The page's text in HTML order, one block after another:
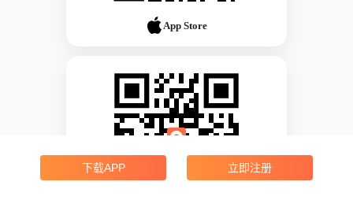
App Store
下载APP 立即注册